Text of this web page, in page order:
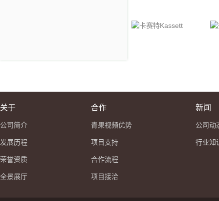
关于
公司简介
发展历程
荣誉资质
全景展厅
合作
青果视频优势
项目支持
合作流程
项目接洽
新闻
公司动
行业知